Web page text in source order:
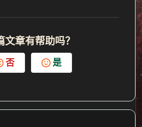
文章有帮助吗？
否 是